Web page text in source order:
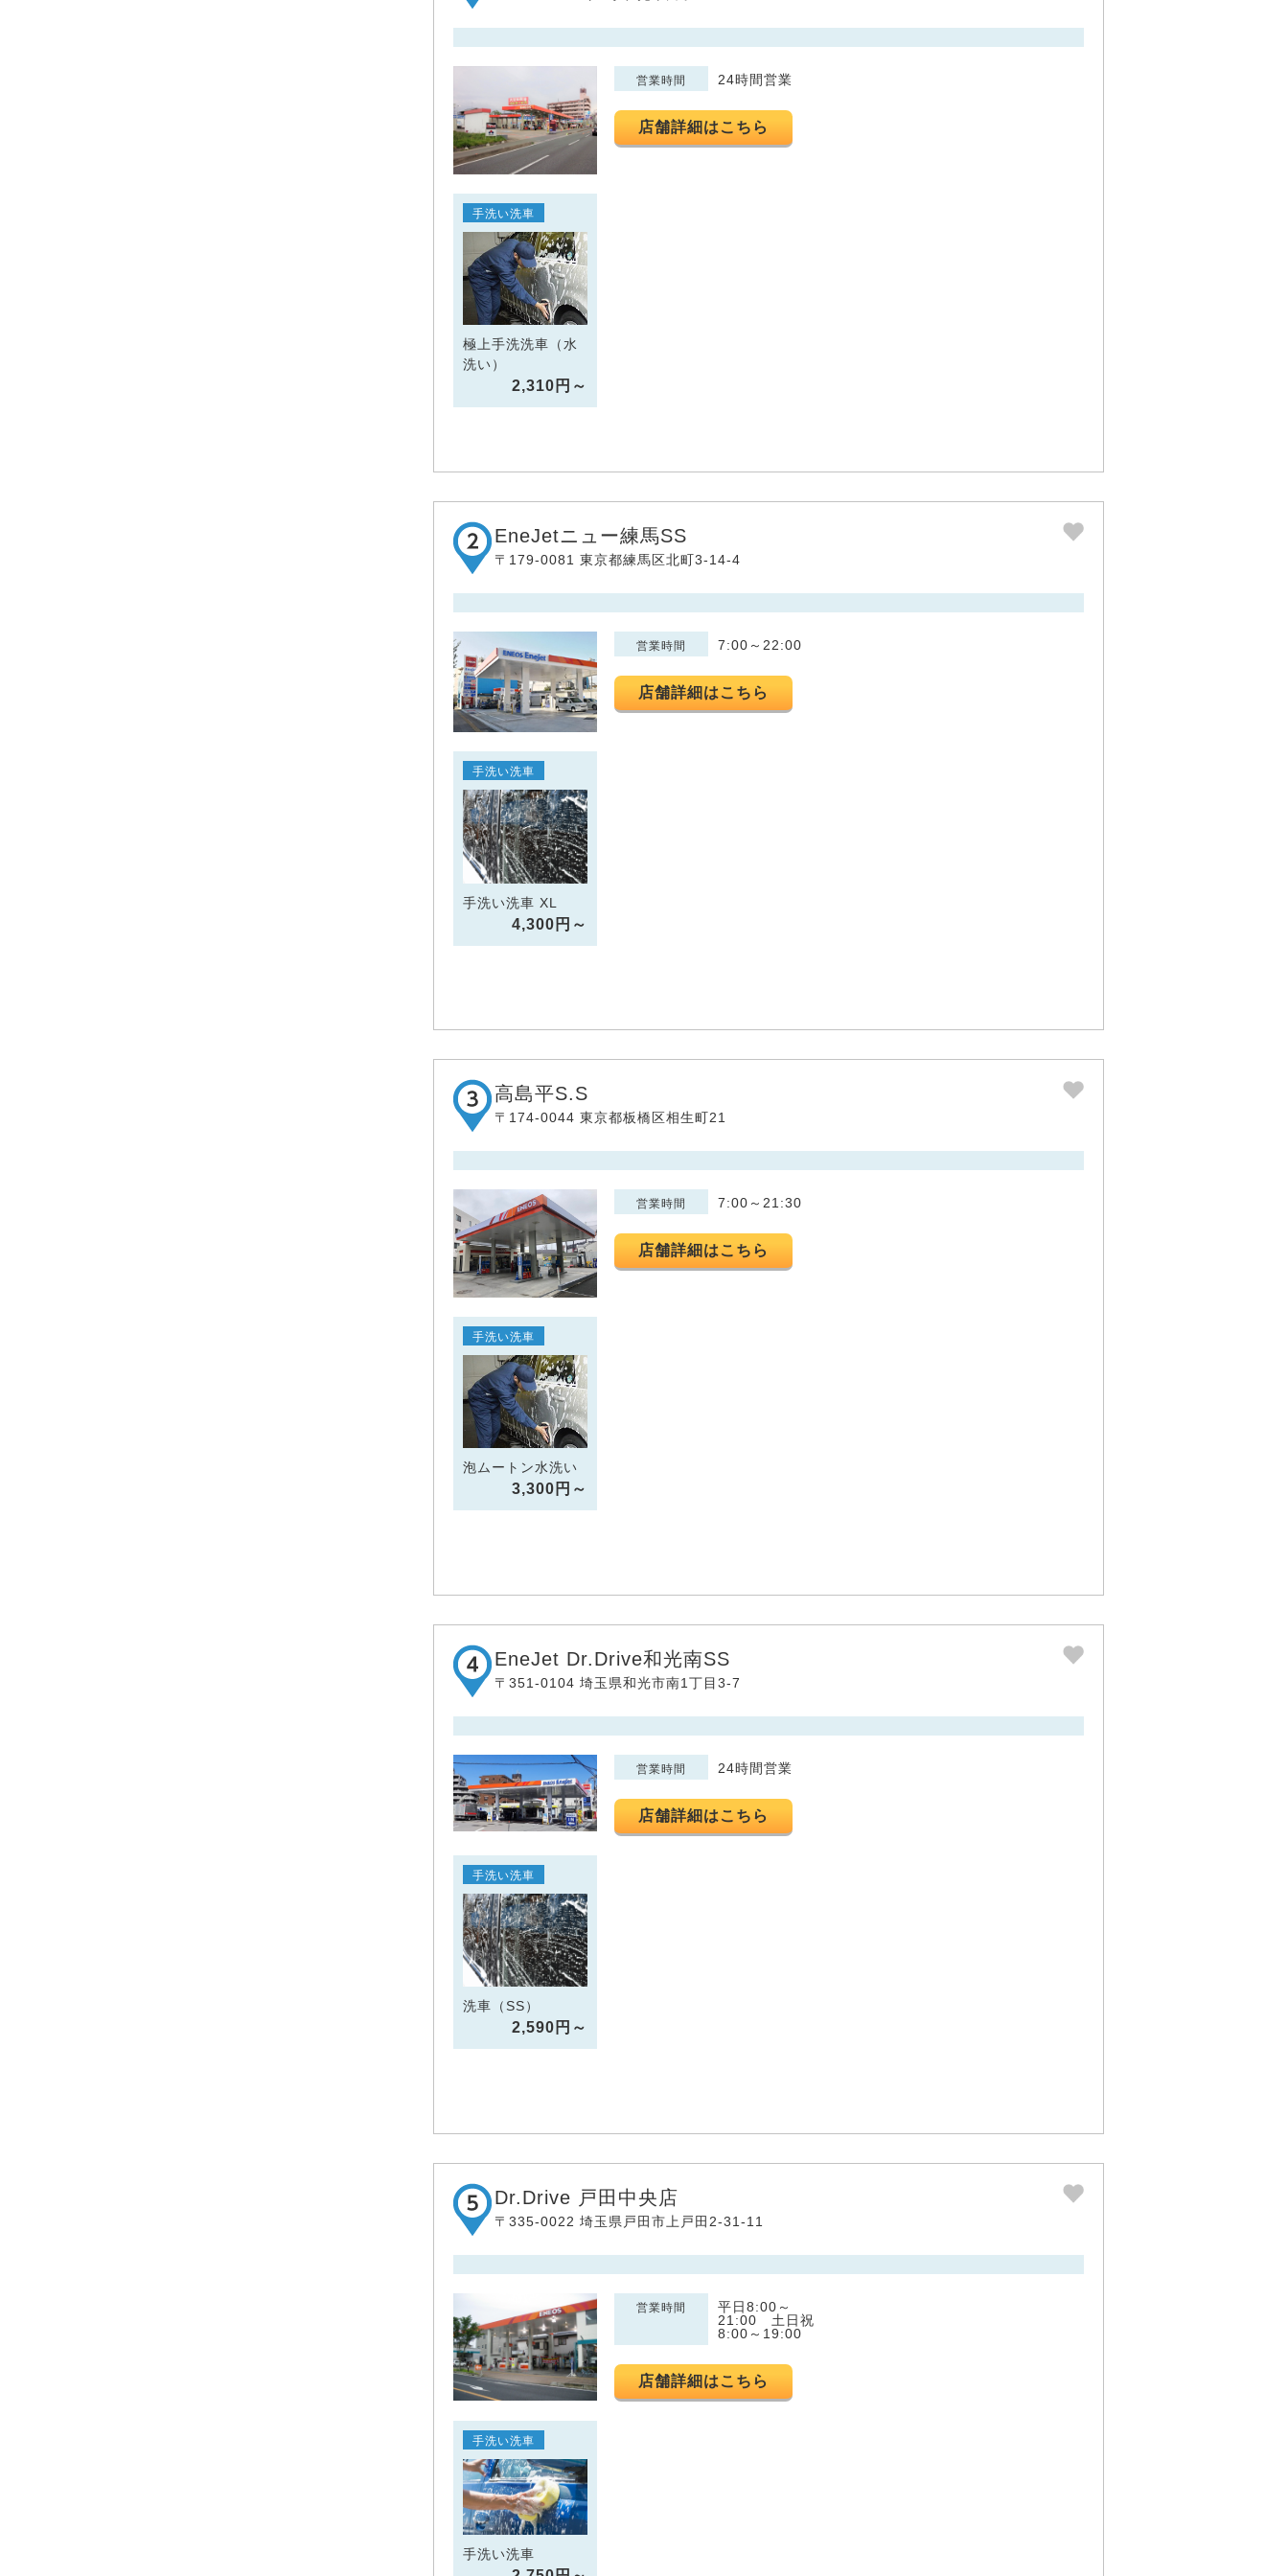
営業時間 24時間営業
店舗詳細はこちら
手洗い洗車
極上手洗洗車（水
洗い）
2,310円～
EneJetニュー練馬SS
〒179-0081 東京都練馬区北町3-14-4
営業時間 7:00～22:00
店舗詳細はこちら
手洗い洗車
手洗い洗車 XL
4,300円～
高島平S.S
〒174-0044 東京都板橋区相生町21
営業時間 7:00～21:30
店舗詳細はこちら
手洗い洗車
泡ムートン水洗い
3,300円～
EneJet Dr.Drive和光南SS
〒351-0104 埼玉県和光市南1丁目3-7
営業時間 24時間営業
店舗詳細はこちら
手洗い洗車
洗車（SS）
2,590円～
Dr.Drive 戸田中央店
〒335-0022 埼玉県戸田市上戸田2-31-11
営業時間
平日8:00～
21:00 土日祝
8:00～19:00
店舗詳細はこちら
手洗い洗車
手洗い洗車